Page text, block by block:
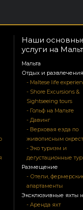
Наши
услуги на
Мальта
Отдых и развлечения
- Maltese life
- Shore Excursions &
Sightseeing tours
- Гольф на Мальте
- Давинг
- Верховая езда по
живописным
- Эко туризм и
дегустационные
Размещение
- Отели,
апартаменты
Эксклюзивные яхты
- Аренда яхт